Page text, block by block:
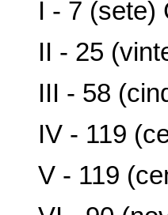
I - 7 (sete)
II - 25
III - 58
IV - 119
V - 119